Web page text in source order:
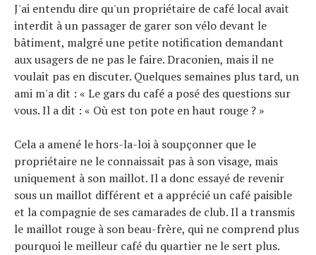
J'ai entendu dire qu'un propriétaire de café local avait
interdit à un passager de garer son vélo devant le
bâtiment, malgré une petite notification demandant
aux usagers de ne pas le faire. Draconien, mais il ne
voulait pas en discuter. Quelques semaines plus tard, un
ami m'a dit : « Le gars du café a posé des questions sur
vous. Il a dit : « Où est ton pote en haut rouge ? »
Cela a amené le hors-la-loi à soupçonner que le
propriétaire ne le connaissait pas à son visage, mais
uniquement à son maillot. Il a donc essayé de revenir
sous un maillot différent et a apprécié un café paisible
et la compagnie de ses camarades de club. Il a transmis
le maillot rouge à son beau-frère, qui ne comprend plus
pourquoi le meilleur café du quartier ne le sert plus.